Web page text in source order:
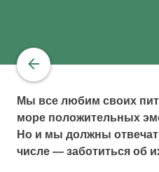
Мы все любим своих
море положительных
Но и мы должны
числе — заботиться об